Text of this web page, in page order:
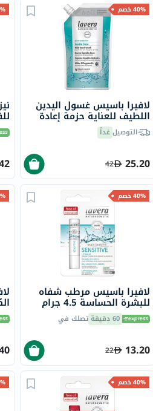
40% خصم
لافيرا باسيس غسول اليدين
اللطيف للعناية حزمة إعادة
تعبئة 500 ملالتوصيلغداً
25.20
42
40% خصم
لافيرا باسيس مرطب شفاه
للبشرة الحساسة 4.5 جرام
60 دقيقة تصلك في
13.20
22
40% خصم